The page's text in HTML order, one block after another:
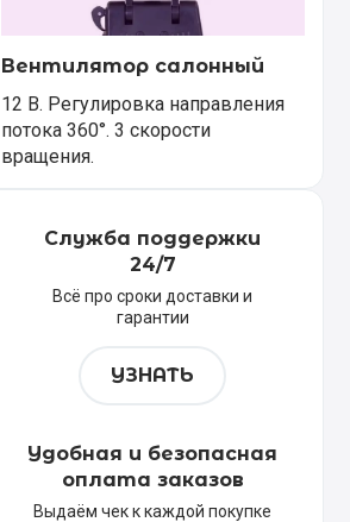
Вентилятор салонный
12 В. Регулировка направления
потока 360°. 3 скорости
вращения.
Служба поддержки
24/7
Всё про сроки доставки и
гарантии
УЗНАТЬ
Удобная и безопасная
оплата заказов
Выдаём чек к каждой покупке